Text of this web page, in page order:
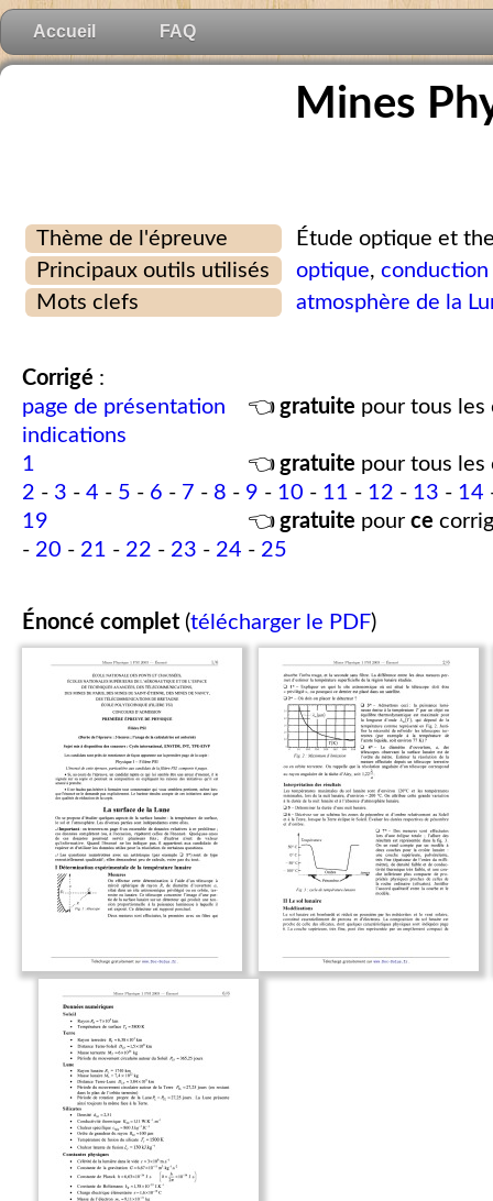
Accueil FAQ
Mines
Thème de l'épreuve
Étude optique et
Principaux outils utilisés
optique,
Mots clefs
atmosphère de la
Corrigé :
page de présentation
👈 gratuite pour tous les
indications
1
👈 gratuite pour tous les
2 - 3 - 4 - 5 - 6 - 7 - 8 - 9 - 10 - 11 - 12 - 13 - 14
19
👈 gratuite pour ce
- 20 - 21 - 22 - 23 - 24 - 25
Énoncé complet (télécharger le PDF)